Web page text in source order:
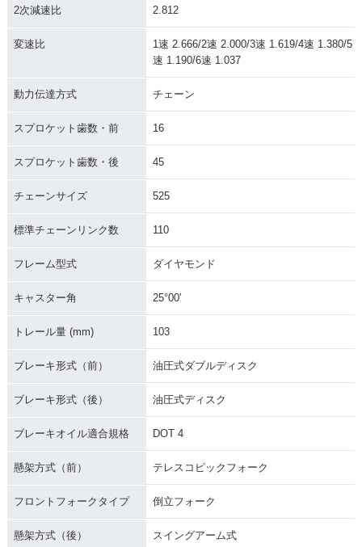
2次減速比 2.812
変速比
1速 2.666/2速 2.000/3速 1.619/4速 1.380/5
速 1.190/6速 1.037
動力伝達方式 チェーン
スプロケット歯数・前 16
スプロケット歯数・後 45
チェーンサイズ 525
標準チェーンリンク数 110
フレーム型式 ダイヤモンド
キャスター角 25°00'
トレール量 (mm) 103
ブレーキ形式（前） 油圧式ダブルディスク
ブレーキ形式（後） 油圧式ディスク
ブレーキオイル適合規格 DOT 4
懸架方式（前） テレスコピックフォーク
フロントフォークタイプ 倒立フォーク
懸架方式（後） スイングアーム式